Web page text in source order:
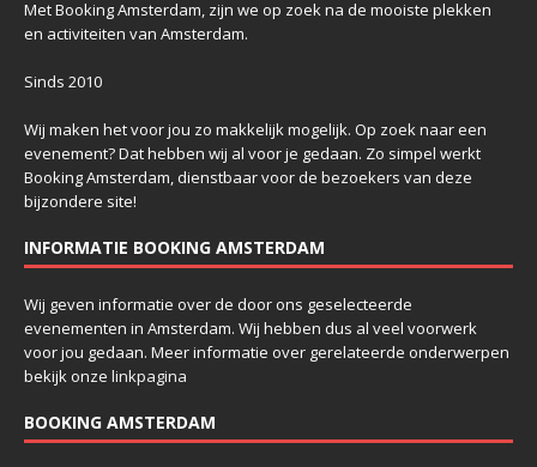
Met Booking Amsterdam, zijn we op zoek na de mooiste plekken
en activiteiten van Amsterdam.
Sinds 2010
Wij maken het voor jou zo makkelijk mogelijk. Op zoek naar een
evenement? Dat hebben wij al voor je gedaan. Zo simpel werkt
Booking Amsterdam, dienstbaar voor de bezoekers van deze
bijzondere site!
INFORMATIE BOOKING AMSTERDAM
Wij geven informatie over de door ons geselecteerde
evenementen in Amsterdam. Wij hebben dus al veel voorwerk
voor jou gedaan. Meer informatie over gerelateerde onderwerpen
bekijk onze linkpagina
BOOKING AMSTERDAM